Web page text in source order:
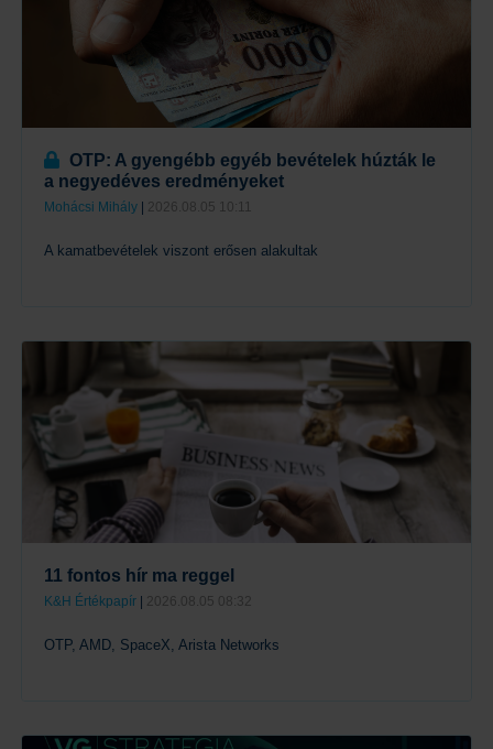
OTP: A gyengébb egyéb bevételek húzták le
a negyedéves eredményeket
Mohácsi Mihály | 2026.08.05 10:11
A kamatbevételek viszont erősen alakultak
11 fontos hír ma reggel
K&H Értékpapír 2026.08.05 08:32
OTP, AMD, SpaceX, Arista Networks